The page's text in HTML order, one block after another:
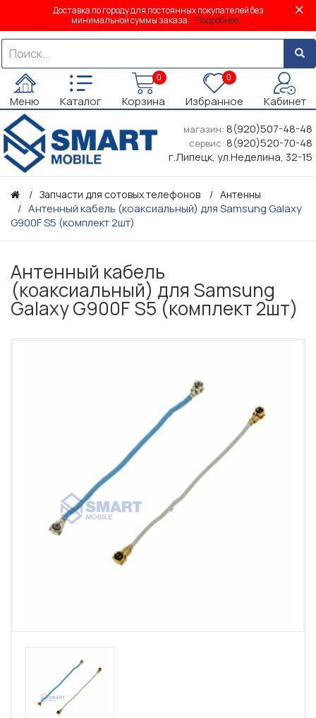
Доставка по городу для постоянных покупателей без
минимальной суммы заказа. Подробнее...
Меню Каталог
0
Корзина
0
Избранное Кабинет
магазин: 8(920)507-48-48
сервис: 8(920)520-70-48
г.Липецк, ул.Неделина, 32-15
Запчасти для сотовых телефонов Антенны
Антенный кабель (коаксиальный) для Samsung Galaxy
G900F S5 (комплект 2шт)
Антенный кабель
(коаксиальный) для Samsung
Galaxy G900F S5 (комплект 2шт)